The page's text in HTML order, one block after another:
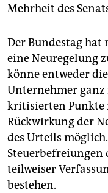
Mehrheit des
Der Bundestag hat
eine Neuregelung
könne entweder
Unternehmer
kritisierten Punkte
Rückwirkung der
des Urteils
Steuerbefreiungen
teilweiser
bestehen.